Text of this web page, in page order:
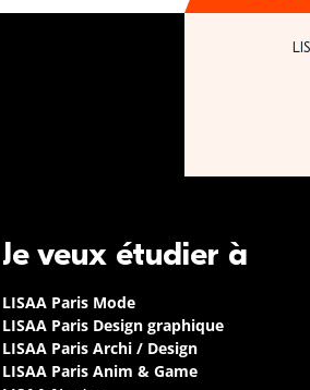
Je veux étudier à
LISAA Paris Mode
LISAA Paris Design graphique
LISAA Paris Archi / Design
LISAA Paris Anim & Game